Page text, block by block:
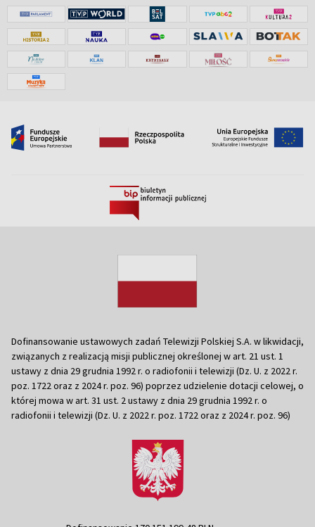
Dofinansowanie ustawowych zadań Telewizji Polskiej S.A. w likwidacji,
związanych z realizacją misji publicznej określonej w art. 21 ust. 1
ustawy z dnia 29 grudnia 1992 r. o radiofonii i telewizji (Dz. U. z 2022 r.
poz. 1722 oraz z 2024 r. poz. 96) poprzez udzielenie dotacji celowej, o
której mowa w art. 31 ust. 2 ustawy z dnia 29 grudnia 1992 r. o
radiofonii i telewizji (Dz. U. z 2022 r. poz. 1722 oraz z 2024 r. poz. 96)